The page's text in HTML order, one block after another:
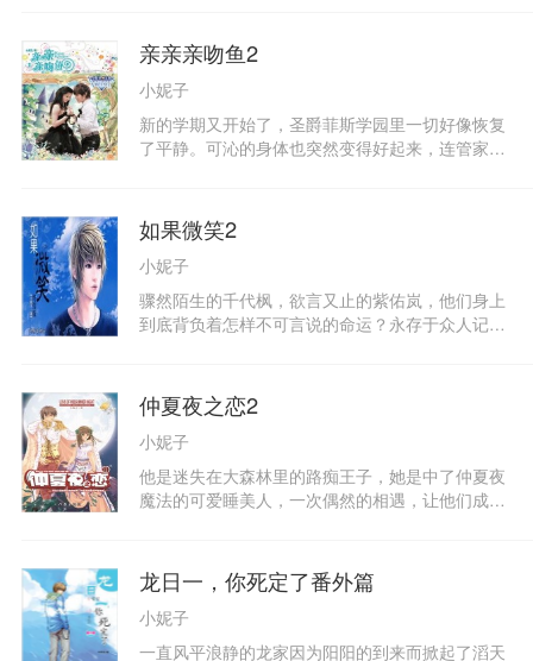
结束。对所有人说着“啪啵”的四次元少年再度返
校，三年二组重重危机的幕后主使终于现身；被时
光隐藏的记忆重新开启，迟来的真相与告白是否能
修补断裂的友情之链？可爱小男生笑嘻嘻地向我提
出打赌条件，筹码是爱抑或是生命；天神之子的假
面碎裂，在三角钢琴上敲响了真心，也敲醒了命
的心跳，天平在不知不觉间倾斜，心渐渐变得坚
定……岌岌可危的三年二组，老师眼中的问题学
生，因为爱而凝聚的森永高中第一传说，将用刻骨
铭心的温柔，开启你无法抗拒的心动瞬间。“恶＆
龙”之后的传说，《森永高中三年二组(Ⅲ)》，12星
亲亲亲吻鱼2
小妮子
新的学期又开始了，圣爵菲斯学园里一切好像恢复
了平静。可沁的身体也突然变得好起来，连管家也
允翼与可沁的消息，开学典礼上可沁的出现也代表
着Sunday将会出现！守候在KiSSing酒吧的吉斯真
的如愿在酒吧看到了Sunday！
如果微笑2
小妮子
骤然陌生的千代枫，欲言又止的紫佑岚，他们身上
到底背负着怎样不可言说的命运？永存于众人记忆
捧四叶草的少女能用微笑为大家找回心中最初的感
动与梦想吗？——如果微笑能够将我此刻的心情传
递给你，我只想让你知道……
仲夏夜之恋2
小妮子
他是迷失在大森林里的路痴王子，她是中了仲夏夜
魔法的可爱睡美人，一次偶然的相遇，让他们成为
止水……然而，一颗意外“播种”在她心中的绿色宝
石，是否会改变这一切呢？还有那神秘的一吻，到
底谁才是它的真正主人？夏夜已逝，然而仲夏夜的
梦幻旅程，仍在继续……
龙日一，你死定了番外篇
小妮子
一直风平浪静的龙家因为阳阳的到来而掀起了滔天